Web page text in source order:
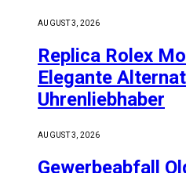
AUGUST 3, 2026
Replica Rolex
Elegante
Uhrenliebhaber
AUGUST 3, 2026
Gewerbeabfall